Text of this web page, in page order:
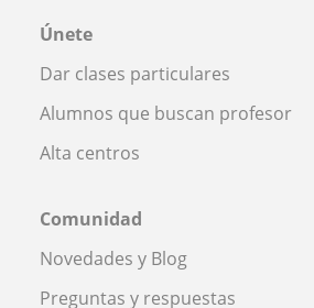
Únete
Dar clases particulares
Alumnos que buscan profesor
Alta centros
Comunidad
Novedades y Blog
Preguntas y respuestas